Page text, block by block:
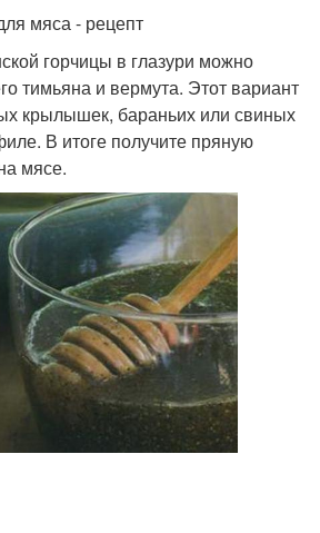
мяса - рецепт
горчицы в глазури можно
тимьяна и вермута. Этот вариант
крылышек, бараньих или свиных
В итоге получите пряную
мясе.